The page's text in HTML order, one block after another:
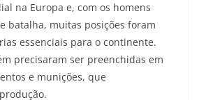
na Europa e, com os homens
batalha, muitas posições foram
essenciais para o continente.
precisaram ser preenchidas em
e munições, que